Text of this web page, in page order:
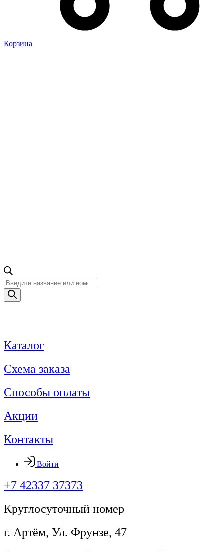
Корзина
Поиск
товаров
Каталог
Схема заказа
Способы оплаты
Акции
Контакты
Войти
+7 42337 37373
Круглосуточный номер
г. Артём, ​Ул. Фрунзе, 47